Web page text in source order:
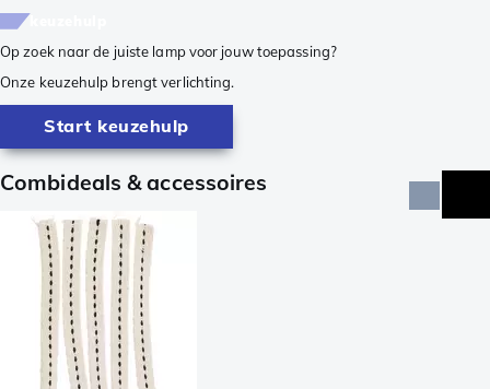
Op zoek naar de juiste lamp voor jouw toepassing?
Onze keuzehulp brengt verlichting.
Start keuzehulp
Combideals & accessoires